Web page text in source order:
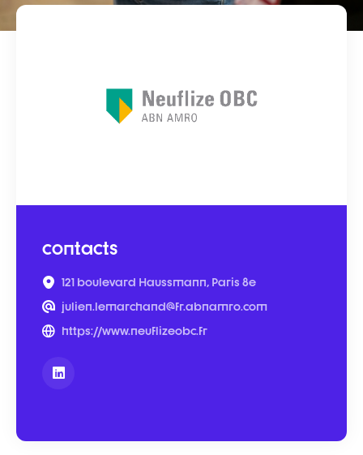
contacts
121 boulevard Haussmann, Paris 8e
julien.lemarchand@fr.abnamro.com
https://www.neuflizeobc.fr